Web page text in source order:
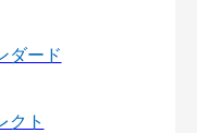
ダード
クト